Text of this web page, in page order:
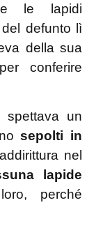
le lapidi
defunto lì
della sua
conferire
un
sepolti in
nel
lapide
perché